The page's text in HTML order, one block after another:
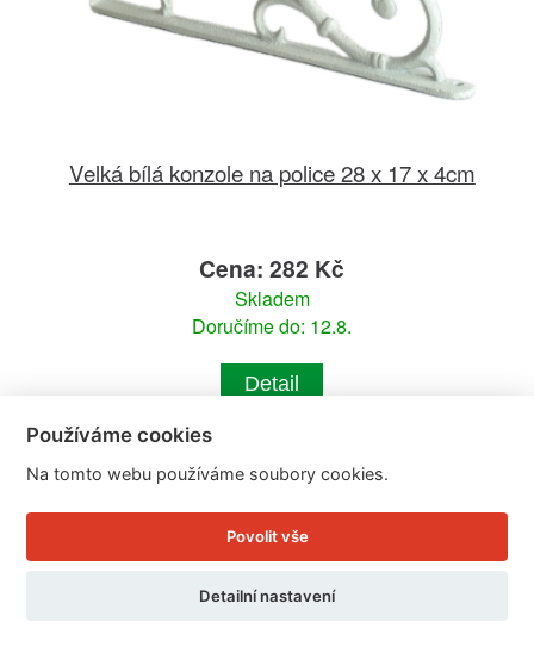
Velká bílá konzole na police 28 x 17 x 4cm
Cena: 282 Kč
Skladem
Doručíme do: 12.8.
Detail
Používáme cookies
Na tomto webu používáme soubory cookies.
Povolit vše
Detailní nastavení